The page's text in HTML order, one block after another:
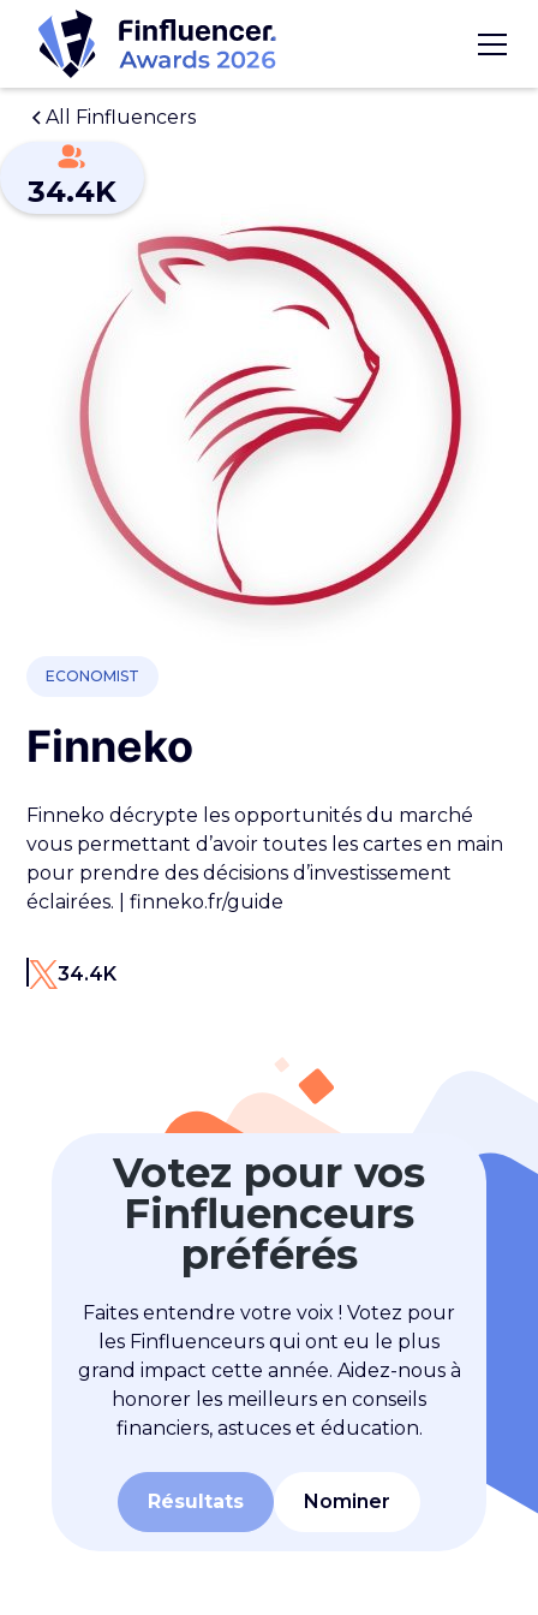
All Finfluencers
ECONOMIST
Finneko
Finneko décrypte les opportunités du marché
vous permettant d’avoir toutes les cartes en main
pour prendre des décisions d’investissement
éclairées. | finneko.fr/guide
34.4K
34.4K
Votez pour vos
Finfluenceurs
préférés
Faites entendre votre voix ! Votez pour
les Finfluenceurs qui ont eu le plus
grand impact cette année. Aidez-nous à
honorer les meilleurs en conseils
financiers, astuces et éducation.
Résultats Nominer